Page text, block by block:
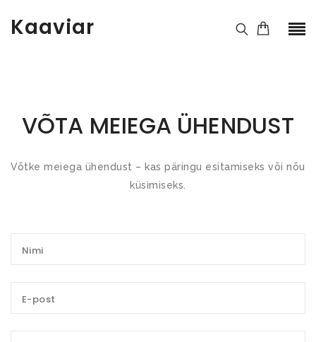
Kaaviar
VÕTA MEIEGA ÜHENDUST
Võtke meiega ühendust – kas päringu esitamiseks või nõu
küsimiseks.